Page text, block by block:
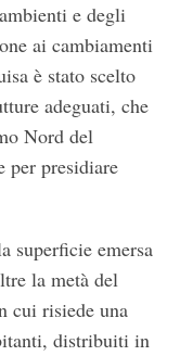
e degli
ai cambiamenti
è stato scelto
adeguati, che
Nord del
per presidiare
superficie emersa
la metà del
cui risiede una
distribuiti in